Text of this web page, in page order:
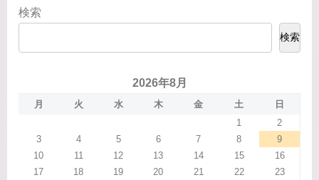
検索
検索
2026年8月
月 火 水 木 金 土
日
1
2
3
4 5 6 7 8
9
10
11 12 13 14 15
16
17
18 19 20 21 22
23